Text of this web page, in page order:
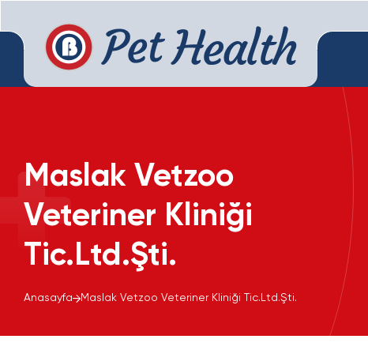
Maslak Vetzoo
Veteriner Kliniği
Tic.Ltd.Şti.
Anasayfa Maslak Vetzoo Veteriner Kliniği Tic.Ltd.Şti.